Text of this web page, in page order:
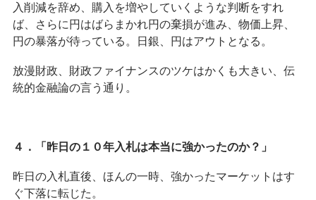
入削減を辞め、購入を増やしていくような判断をすれ
ば、さらに円はばらまかれ円の棄損が進み、物価上昇、
円の暴落が待っている。日銀、円はアウトとなる。
放漫財政、財政ファイナンスのツケはかくも大きい、伝
統的金融論の言う通り。
４．「昨日の１０年入札は本当に強かったのか？」
昨日の入札直後、ほんの一時、強かったマーケットはす
ぐ下落に転じた。